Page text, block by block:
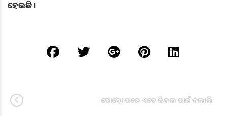
ହେଉଛି ।
ପୋସ୍କୋ ପରେ ଏବେ ଜିନ୍ଦଲ ପାଇଁ ଦଲାଲି